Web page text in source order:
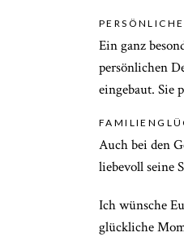
Ein ganz
persönlichen
eingebaut. Sie
Auch bei den
liebevoll seine
Ich wünsche
glückliche